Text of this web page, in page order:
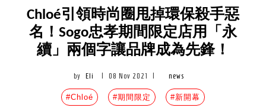
Chloé引領時尚圈甩掉環保殺手惡
名！Sogo忠孝期間限定店用「永
續」兩個字讓品牌成為先鋒！
by Eli 08 Nov 2021 news
#Chloé #期間限定 #新開幕